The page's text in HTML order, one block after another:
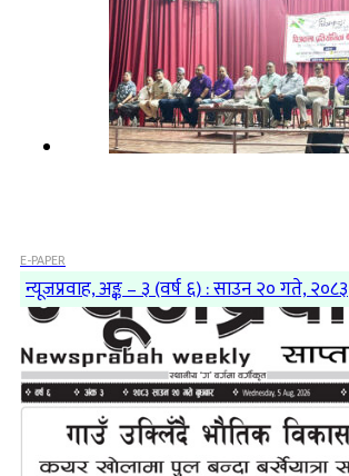
E-PAPER
न्यूजप्रवाह, अङ्क – ३ (वर्ष ६) : साउन २० गते, २०८३